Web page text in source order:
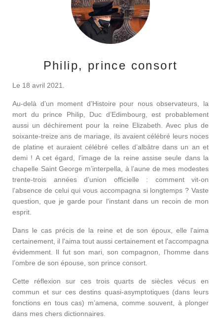
Philip, prince consort
Le 18 avril 2021.
Au-delà d’un moment d’Histoire pour nous observateurs, la
mort du prince Philip, Duc d’Edimbourg, est probablement
aussi un déchirement pour la reine Elizabeth. Avec plus de
soixante-treize ans de mariage, ils avaient célébré leurs noces
de platine et auraient célébré celles d’albâtre dans un an et
demi ! A cet égard, l’image de la reine assise seule dans la
chapelle Saint George m’interpella, à l’aune de mes modestes
trente-trois années d’union officielle : comment vit-on
l’absence de celui qui vous accompagna si longtemps ? Vaste
question, que je garde pour l'instant dans un recoin de mon
esprit.
Dans le cas précis de la reine et de son époux, elle l'aima
certainement, il l'aima tout aussi certainement et l'accompagna
évidemment. Il fut son mari, son compagnon, l’homme dans
l’ombre de son épouse, son prince consort.
Cette réflexion sur ces trois quarts de siècles vécus en
commun et sur ces destins quasi-asymptotiques (dans leurs
fonctions en tous cas) m’amena, comme souvent, à plonger
dans mes chers dictionnaires.